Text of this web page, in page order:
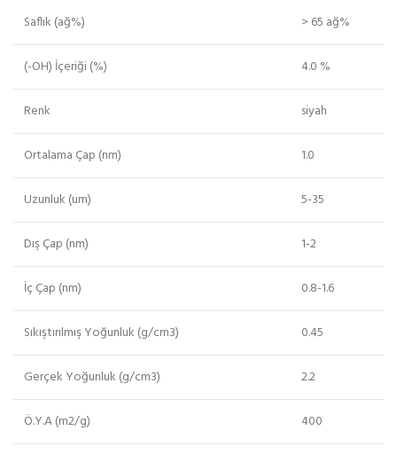
Saflık (ağ%) > 65 ağ%
(-OH) İçeriği (%) 4.0 %
Renk siyah
Ortalama Çap (nm) 1.0
Uzunluk (um) 5-35
Dış Çap (nm) 1-2
İç Çap (nm) 0.8-1.6
Sıkıştırılmış Yoğunluk (g/cm3) 0.45
Gerçek Yoğunluk (g/cm3) 2.2
Ö.Y.A (m2/g) 400